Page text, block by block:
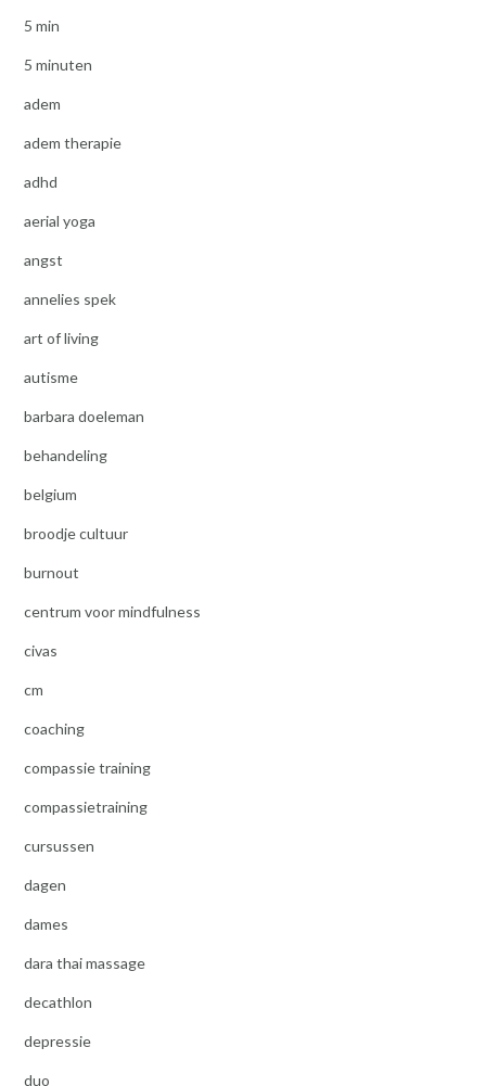
5 min
5 minuten
adem
adem therapie
adhd
aerial yoga
angst
annelies spek
art of living
autisme
barbara doeleman
behandeling
belgium
broodje cultuur
burnout
centrum voor mindfulness
civas
cm
coaching
compassie training
compassietraining
cursussen
dagen
dames
dara thai massage
decathlon
depressie
duo